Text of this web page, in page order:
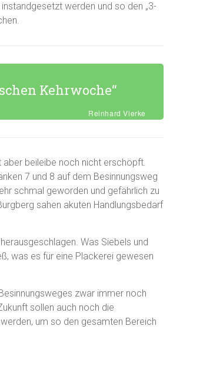
werden und so den „3-
Kehrwoche“
Reinhard Vierke
aber beileibe noch nicht erschöpft.
7 und 8 auf dem Besinnungsweg
schmal geworden und gefährlich zu
sahen akuten Handlungsbedarf
Was Siebels und
was es für eine Plackerei gewesen
zwar immer noch
sollen auch noch die
um so den gesamten Bereich